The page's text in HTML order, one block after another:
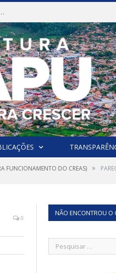
CONVITE A Prefeitura Municipal de Anapu convida todos os servidores públicos municipais para participarem da Audiência Pública de discussão da Lei de Diretrizes Orçamentárias (LDO), importante instrumento de planejamento das ações e investimentos da Administração Pública para o próximo exercício financeiro.
FUNCIONAMENTO DO CREAS) »
0
NÃO ENCONTROU O